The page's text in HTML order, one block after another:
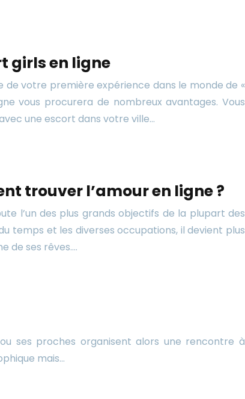
girls en ligne
de votre première expérience dans le monde de «
vous procurera de nombreux avantages. Vous
une escort dans votre ville…
trouver l’amour en ligne ?
l’un des plus grands objectifs de la plupart des
temps et les diverses occupations, il devient plus
de ses rêves….
ses proches organisent alors une rencontre à
mais…